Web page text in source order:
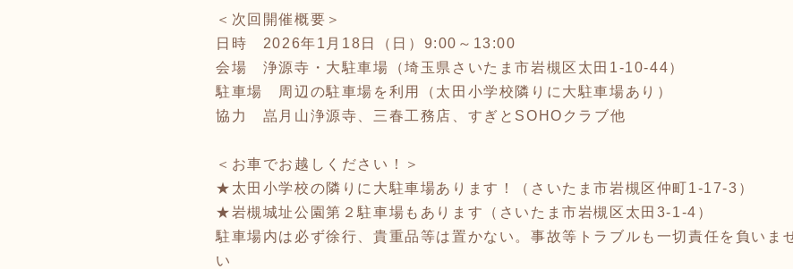
＜次回開催概要＞
日時 2026年1月18日（日）9:00～13:00
会場 浄源寺・大駐車場（埼玉県さいたま市岩槻区太田1-10-44）
駐車場 周辺の駐車場を利用（太田小学校隣りに大駐車場あり）
協力 嵓月山浄源寺、三春工務店、すぎとSOHOクラブ他
＜お車でお越しください！＞
★太田小学校の隣りに大駐車場あります！（さいたま市岩槻区仲町1-17-3）
★岩槻城址公園第２駐車場もあります（さいたま市岩槻区太田3-1-4）
駐車場内は必ず徐行、貴重品等は置かない。事故等トラブルも一切責任を負いま
い